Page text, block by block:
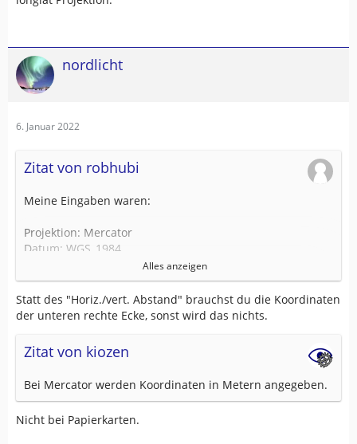
nordlicht
6. Januar 2022
Zitat von robhubi
Meine Eingaben waren:
Projektion: Mercator
Datum: WGS_1984
Ostwert links oben: 15.833
Nordwert links oben: 47.25
Horiz./vert. Abstand: 0.08333
Alles anzeigen
Statt des "Horiz./vert. Abstand" brauchst du die Koordinaten
der unteren rechte Ecke, sonst wird das nichts.
Zitat von kiozen
Bei Mercator werden Koordinaten in Metern angegeben.
Nicht bei Papierkarten.